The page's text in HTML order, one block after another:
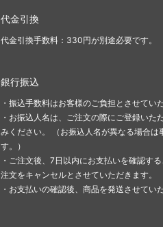
代金引換
代金引換手数料：330円が別途必要です。
銀行振込
・振込手数料はお客様のご負担とさせてい
・お振込人名は、ご注文の際にご登録いた
みください。 （お振込人名が異なる場合は
す。）
・ご注文後、7日以内にお支払いを確認す
注文をキャンセルとさせていただきます。
・お支払いの確認後、商品を発送させてい